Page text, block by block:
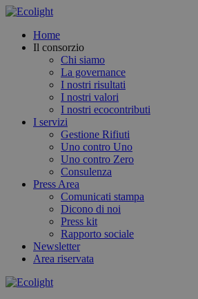
Home
Il consorzio
Chi siamo
La governance
I nostri risultati
I nostri valori
I nostri ecocontributi
I servizi
Gestione Rifiuti
Uno contro Uno
Uno contro Zero
Consulenza
Press Area
Comunicati stampa
Dicono di noi
Press kit
Rapporto sociale
Newsletter
Area riservata